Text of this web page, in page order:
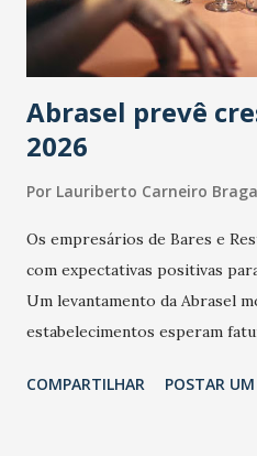
Abrasel prevê
2026
Por Lauriberto Carneiro Braga
Os empresários de Bares e
com expectativas positivas
Um levantamento da Abrasel
estabelecimentos esperam
relação ao último trimestre
COMPARTILHAR POSTAR